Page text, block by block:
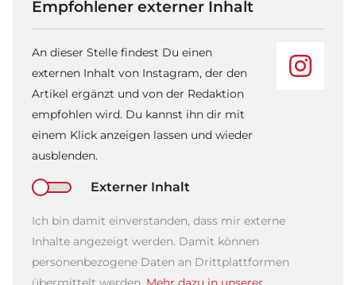
Empfohlener externer Inhalt
An dieser Stelle findest Du einen
externen Inhalt von Instagram, der den
Artikel ergänzt und von der Redaktion
empfohlen wird. Du kannst ihn dir mit
einem Klick anzeigen lassen und wieder
ausblenden.
Externer Inhalt
Ich bin damit einverstanden, dass mir externe
Inhalte angezeigt werden. Damit können
personenbezogene Daten an Drittplattformen